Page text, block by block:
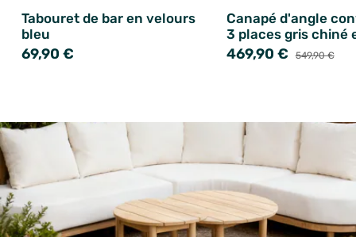
Tabouret de bar en velours
bleu
69,90 €
Canapé d'angle
3 places gris chiné
469,90 € 549,90 €